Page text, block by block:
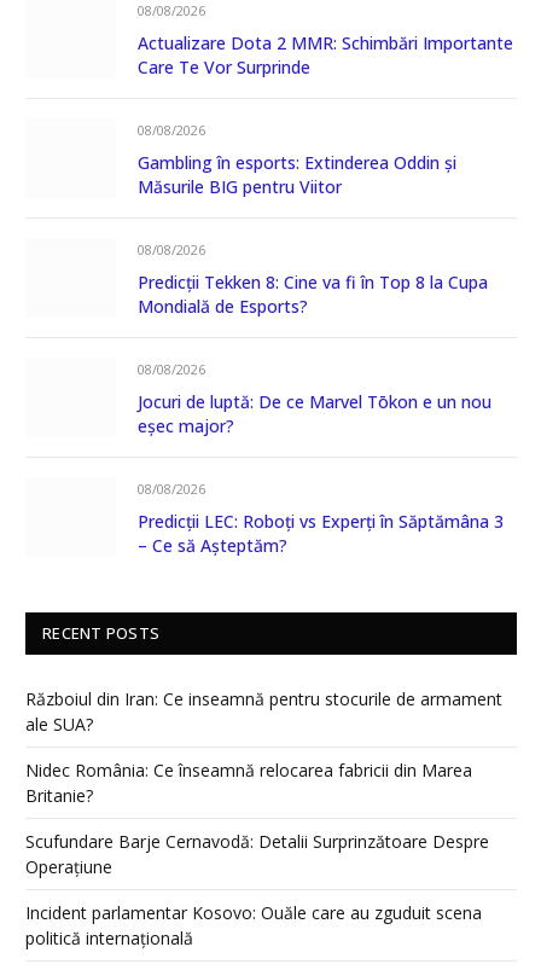
08/08/2026
Actualizare Dota 2 MMR: Schimbări Importante
Care Te Vor Surprinde
08/08/2026
Gambling în esports: Extinderea Oddin și
Măsurile BIG pentru Viitor
08/08/2026
Predicții Tekken 8: Cine va fi în Top 8 la Cupa
Mondială de Esports?
08/08/2026
Jocuri de luptă: De ce Marvel Tōkon e un nou
eșec major?
08/08/2026
Predicții LEC: Roboți vs Experți în Săptămâna 3
– Ce să Așteptăm?
RECENT POSTS
Războiul din Iran: Ce inseamnă pentru stocurile de armament
ale SUA?
Nidec România: Ce înseamnă relocarea fabricii din Marea
Britanie?
Scufundare Barje Cernavodă: Detalii Surprinzătoare Despre
Operațiune
Incident parlamentar Kosovo: Ouăle care au zguduit scena
politică internațională